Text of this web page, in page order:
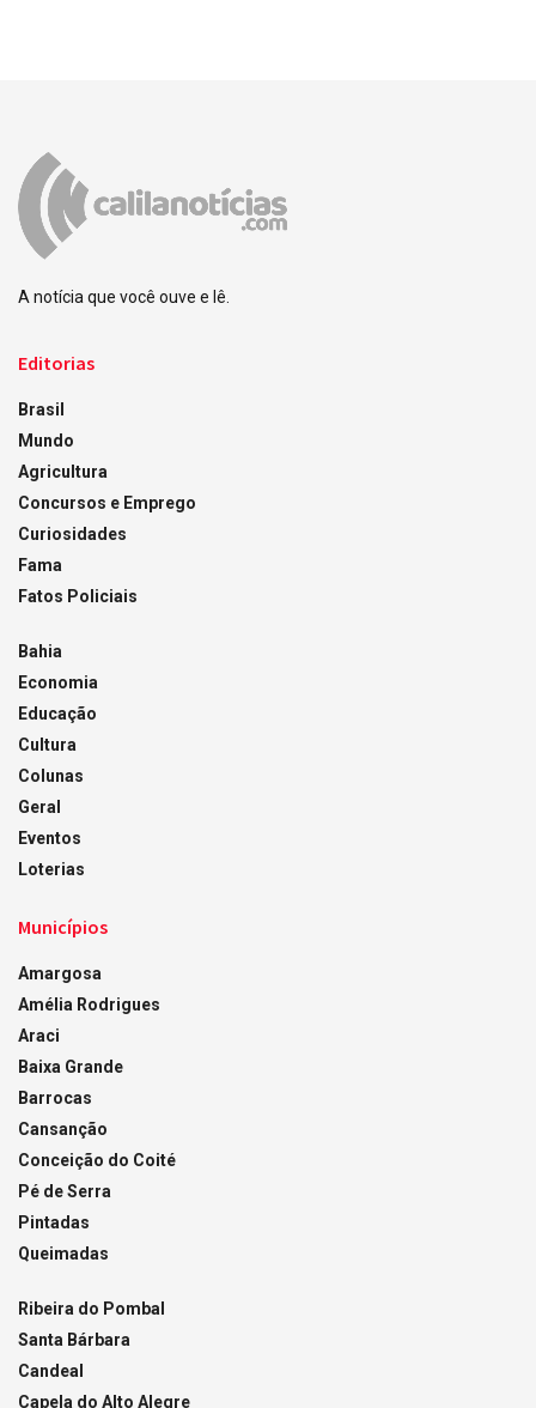
A notícia que você ouve e lê.
Editorias
Brasil
Mundo
Agricultura
Concursos e Emprego
Curiosidades
Fama
Fatos Policiais
Bahia
Economia
Educação
Cultura
Colunas
Geral
Eventos
Loterias
Municípios
Amargosa
Amélia Rodrigues
Araci
Baixa Grande
Barrocas
Cansanção
Conceição do Coité
Pé de Serra
Pintadas
Queimadas
Ribeira do Pombal
Santa Bárbara
Candeal
Capela do Alto Alegre